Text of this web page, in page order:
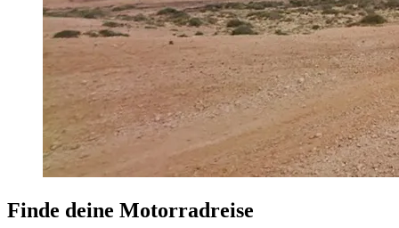
Finde deine Motorradreise